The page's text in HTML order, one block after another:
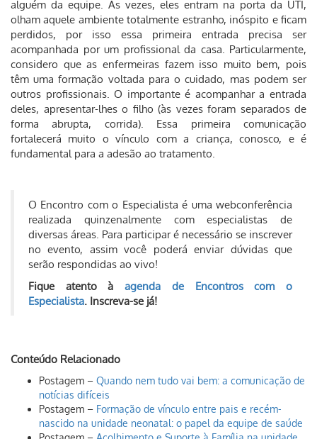
alguém da equipe. Às vezes, eles entram na porta da UTI,
olham aquele ambiente totalmente estranho, inóspito e ficam
perdidos, por isso essa primeira entrada precisa ser
acompanhada por um profissional da casa. Particularmente,
considero que as enfermeiras fazem isso muito bem, pois
têm uma formação voltada para o cuidado, mas podem ser
outros profissionais. O importante é acompanhar a entrada
deles, apresentar-lhes o filho (às vezes foram separados de
forma abrupta, corrida). Essa primeira comunicação
fortalecerá muito o vínculo com a criança, conosco, e é
fundamental para a adesão ao tratamento.
O Encontro com o Especialista é uma webconferência
realizada quinzenalmente com especialistas de
diversas áreas. Para participar é necessário se inscrever
no evento, assim você poderá enviar dúvidas que
serão respondidas ao vivo!
Fique atento àagenda de Encontros com o
Especialista. Inscreva-se já!
Conteúdo Relacionado
Postagem – Quando nem tudo vai bem: a comunicação de
notícias difíceis
Postagem – Formação de vínculo entre pais e recém-
nascido na unidade neonatal: o papel da equipe de saúde